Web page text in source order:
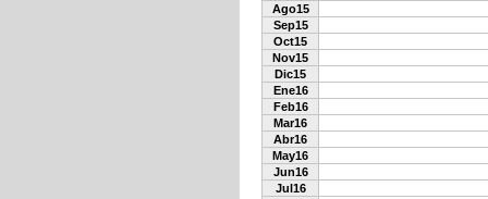
Ago15
Sep15
Oct15
Nov15
Dic15
Ene16
Feb16
Mar16
Abr16
May16
Jun16
Jul16